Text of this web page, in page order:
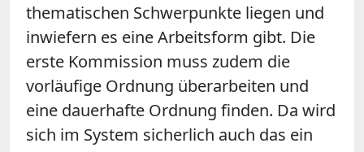
thematischen Schwerpunkte liegen und
inwiefern es eine Arbeitsform gibt. Die
erste Kommission muss zudem die
vorläufige Ordnung überarbeiten und
eine dauerhafte Ordnung finden. Da wird
sich im System sicherlich auch das ein